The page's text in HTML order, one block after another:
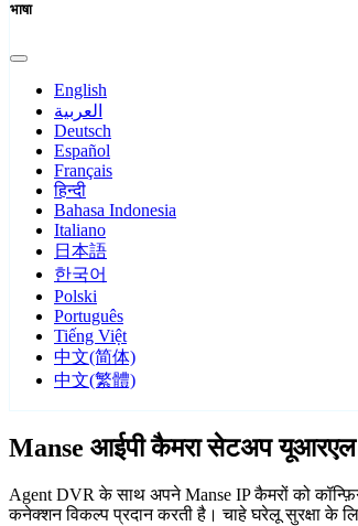
भाषा
English
العربية
Deutsch
Español
Français
हिन्दी
Bahasa Indonesia
Italiano
日本語
한국어
Polski
Português
Tiếng Việt
中文(简体)
中文(繁體)
Manse आईपी कैमरा सेटअप यूआरएल
Agent DVR के साथ अपने Manse IP कैमरों को
कनेक्शन विकल्प प्रदान करती है। चाहे घरेलू सुरक्षा के